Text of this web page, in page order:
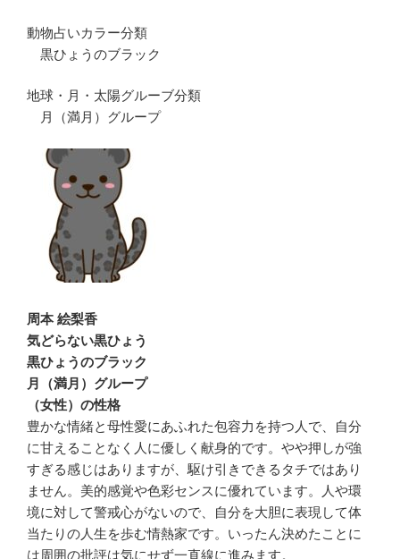
動物占いカラー分類
黒ひょうのブラック
地球・月・太陽グルーブ分類
月（満月）グループ
周本 絵梨香
気どらない黒ひょう
黒ひょうのブラック
月（満月）グループ
（女性）の性格
豊かな情緒と母性愛にあふれた包容力を持つ人で、自分
に甘えることなく人に優しく献身的です。やや押しが強
すぎる感じはありますが、駆け引きできるタチではあり
ません。美的感覚や色彩センスに優れています。人や環
境に対して警戒心がないので、自分を大胆に表現して体
当たりの人生を歩む情熱家です。いったん決めたことに
は周囲の批評は気にせず一直線に進みます。